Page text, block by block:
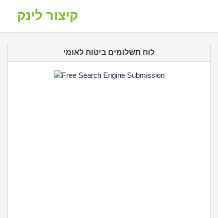
קיצור לינק
לוח תשלומים ביטוח לאומי